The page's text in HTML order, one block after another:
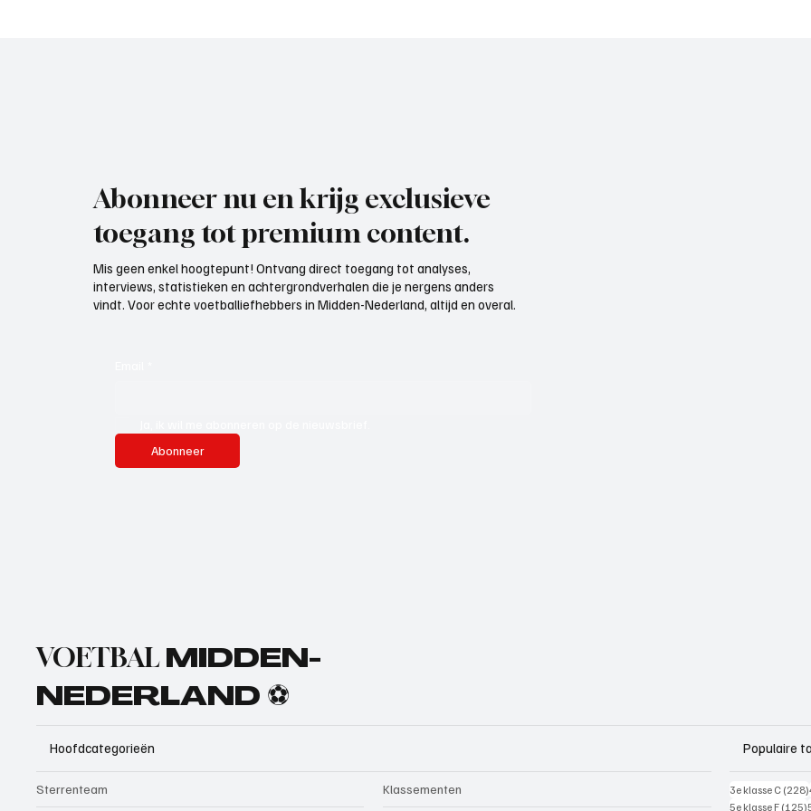
Abonneer nu en krijg exclusieve
toegang tot premium content.
Mis geen enkel hoogtepunt! Ontvang direct toegang tot analyses,
interviews, statistieken en achtergrondverhalen die je nergens anders
vindt. Voor echte voetballiefhebbers in Midden-Nederland, altijd en overal.
Abonneer
VOETBAL MIDDEN-
NEDERLAND ⚽
Hoofdcategorieën
Sterrenteam Klassementen
Populaire
3e klasse C (228)
5e klasse F (125)